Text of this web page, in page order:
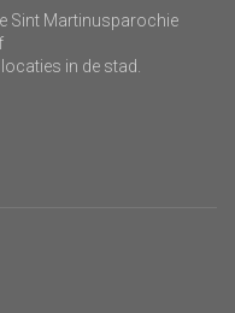
Sint Martinusparochie
in de stad.